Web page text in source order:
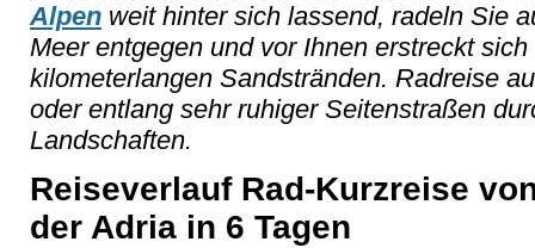
Alpen weit hinter sich lassend, radeln Sie
Meer entgegen und vor Ihnen erstreckt
kilometerlangen Sandstränden. Radreise
oder entlang sehr ruhiger Seitenstraßen
Landschaften.
Reiseverlauf Rad-Kurzreise
der Adria in 6 Tagen